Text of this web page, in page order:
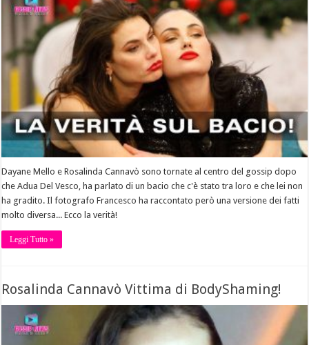
Dayane Mello e Rosalinda Cannavò sono tornate al centro del gossip dopo
che Adua Del Vesco, ha parlato di un bacio che c'è stato tra loro e che lei non
ha gradito. Il fotografo Francesco ha raccontato però una versione dei fatti
molto diversa... Ecco la verità!
Leggi Tutto »
Rosalinda Cannavò Vittima di BodyShaming!